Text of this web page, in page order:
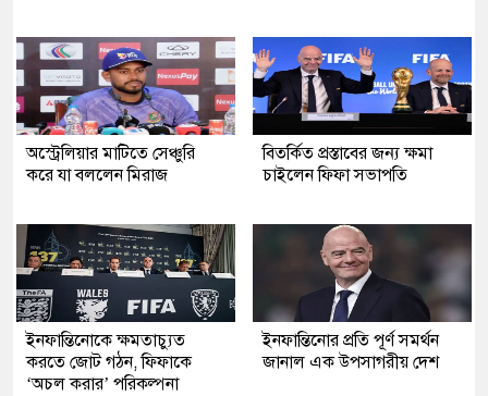
অস্ট্রেলিয়ার মাটিতে সেঞ্চুরি
করে যা বললেন মিরাজ
বিতর্কিত প্রস্তাবের জন্য ক্ষমা
চাইলেন ফিফা সভাপতি
ইনফান্তিনোকে ক্ষমতাচ্যুত
করতে জোট গঠন, ফিফাকে
‘অচল করার’ পরিকল্পনা
ইনফান্তিনোর প্রতি পূর্ণ সমর্থন
জানাল এক উপসাগরীয় দেশ